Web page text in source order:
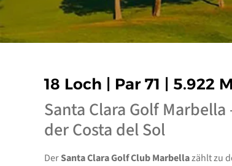
18 Loch | Par 71 | 5.922
Santa Clara Golf
der Costa del Sol
DerSanta Clara Golf Club Marbellazählt zu